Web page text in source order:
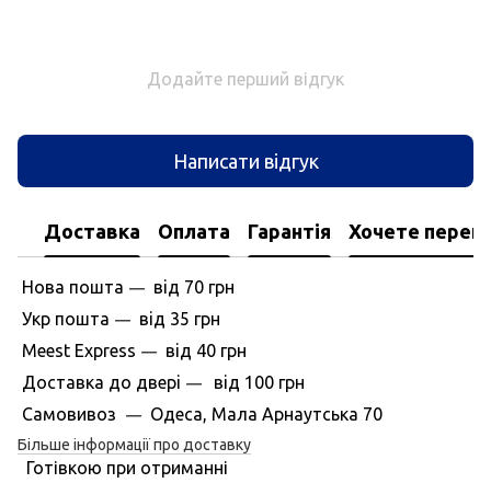
Додайте перший відгук
Написати відгук
Доставка Оплата Гарантія Хочете
Нова пошта — вiд 70 грн
Укр пошта — вiд 35 грн
Meest Express — вiд 40 грн
Доставка до дверi —вiд 100 грн
Самовивоз
— Одеса, Мала Арнаутська 70
Більше інформації про доставку
Готівкою при отриманні